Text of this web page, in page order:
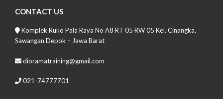
CONTACT US
Komplek Ruko Pala Raya No A8 RT 05 RW 05 Kel. Cinangka,
Sawangan Depok – Jawa Barat
dioramatraining@gmail.com
021-74777701